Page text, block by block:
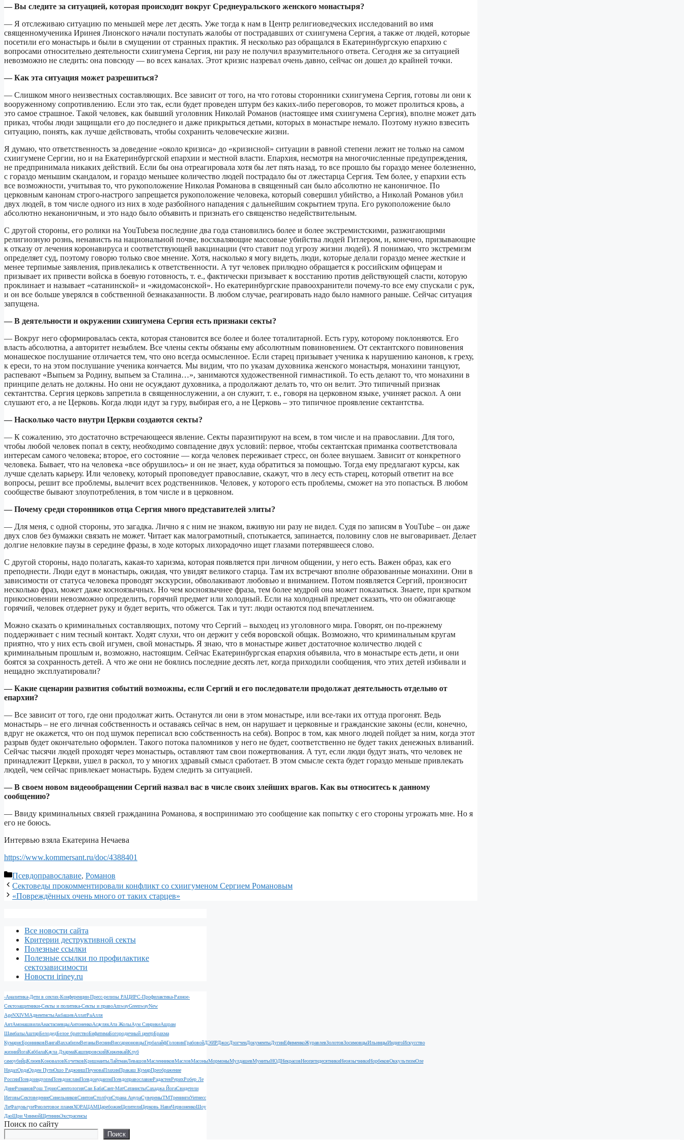
— Вы следите за ситуацией, которая происходит вокруг Среднеуральского женского монастыря?
— Я отслеживаю ситуацию по меньшей мере лет десять. Уже тогда к нам в Центр религиоведческих исследований во имя
священномученика Иринея Лионского начали поступать жалобы от пострадавших от схиигумена Сергия, а также от людей, которые
посетили его монастырь и были в смущении от странных практик. Я несколько раз обращался в Екатеринбургскую епархию с
вопросами относительно деятельности схиигумена Сергия, ни разу не получил вразумительного ответа. Сегодня же за ситуацией
невозможно не следить: она повсюду — во всех каналах. Этот кризис назревал очень давно, сейчас он дошел до крайней точки.
— Как эта ситуация может разрешиться?
— Слишком много неизвестных составляющих. Все зависит от того, на что готовы сторонники схиигумена Сергия, готовы ли они к
вооруженному сопротивлению. Если это так, если будет проведен штурм без каких-либо переговоров, то может пролиться кровь, а
это самое страшное. Такой человек, как бывший уголовник Николай Романов (настоящее имя схиигумена Сергия), вполне может дать
приказ, чтобы люди защищали его до последнего и даже прикрыться детьми, которых в монастыре немало. Поэтому нужно взвесить
ситуацию, понять, как лучше действовать, чтобы сохранить человеческие жизни.
Я думаю, что ответственность за доведение «около кризиса» до «кризисной» ситуации в равной степени лежит не только на самом
схиигумене Сергии, но и на Екатеринбургской епархии и местной власти. Епархия, несмотря на многочисленные предупреждения,
не предпринимала никаких действий. Если бы она отреагировала хотя бы лет пять назад, то все прошло бы гораздо менее болезненно,
с гораздо меньшим скандалом, и гораздо меньшее количество людей пострадало бы от лжестарца Сергия. Тем более, у епархии есть
все возможности, учитывая то, что рукоположение Николая Романова в священный сан было абсолютно не каноничное. По
церковным канонам строго-настрого запрещается рукоположение человека, который совершил убийство, а Николай Романов убил
двух людей, в том числе одного из них в ходе разбойного нападения с дальнейшим сокрытием трупа. Его рукоположение было
абсолютно неканоничным, и это надо было объявить и признать его священство недействительным.
С другой стороны, его ролики на YouTubeза последние два года становились более и более экстремистскими, разжигающими
религиозную рознь, ненависть на национальной почве, восхваляющие массовые убийства людей Гитлером, и, конечно, призывающие
к отказу от лечения коронавируса и соответствующей вакцинации (что ставит под угрозу жизни людей). Я понимаю, что экстремизм
определяет суд, поэтому говорю только свое мнение. Хотя, насколько я могу видеть, люди, которые делали гораздо менее жесткие и
менее терпимые заявления, привлекались к ответственности. А тут человек прилюдно обращается к российским офицерам и
призывает их привести войска в боевую готовность, т. е., фактически призывает к восстанию против действующей сласти, которую
проклинает и называет «сатанинской» и «жидомасонской». Но екатеринбургские правоохранители почему-то все ему спускали с рук,
и он все больше уверялся в собственной безнаказанности. В любом случае, реагировать надо было намного раньше. Сейчас ситуация
запущена.
— В деятельности и окружении схиигумена Сергия есть признаки секты?
— Вокруг него сформировалась секта, которая становится все более и более тоталитарной. Есть гуру, которому поклоняются. Его
власть абсолютна, а авторитет незыблем. Все члены секты обязаны ему абсолютным повиновением. От сектантского повиновения
монашеское послушание отличается тем, что оно всегда осмысленное. Если старец призывает ученика к нарушению канонов, к греху,
к ереси, то на этом послушание ученика кончается. Мы видим, что по указам духовника женского монастыря, монахини танцуют,
распевают «Выпьем за Родину, выпьем за Сталина…», занимаются художественной гимнастикой. То есть делают то, что монахини в
принципе делать не должны. Но они не осуждают духовника, а продолжают делать то, что он велит. Это типичный признак
сектантства. Сергия церковь запретила в священнослужении, а он служит, т. е., говоря на церковном языке, учиняет раскол. А они
слушают его, а не Церковь. Когда люди идут за гуру, выбирая его, а не Церковь – это типичное проявление сектантства.
— Насколько часто внутри Церкви создаются секты?
— К сожалению, это достаточно встречающееся явление. Секты паразитируют на всем, в том числе и на православии. Для того,
чтобы любой человек попал в секту, необходимо совпадение двух условий: первое, чтобы сектантская приманка соответствовала
интересам самого человека; второе, его состояние — когда человек переживает стресс, он более внушаем. Зависит от конкретного
человека. Бывает, что на человека «все обрушилось» и он не знает, куда обратиться за помощью. Тогда ему предлагают курсы, как
лучше сделать карьеру. Или человеку, который проповедует православие, скажут, что в лесу есть старец, который ответит на все
вопросы, решит все проблемы, вылечит всех родственников. Человек, у которого есть проблемы, сможет на это попасться. В любом
сообществе бывают злоупотребления, в том числе и в церковном.
— Почему среди сторонников отца Сергия много представителей элиты?
— Для меня, с одной стороны, это загадка. Лично я с ним не знаком, вживую ни разу не видел. Судя по записям в YouTube – он даже
двух слов без бумажки связать не может. Читает как малограмотный, спотыкается, запинается, половину слов не выговаривает. Делает
долгие неловкие паузы в середине фразы, в ходе которых лихорадочно ищет глазами потерявшееся слово.
С другой стороны, надо полагать, какая-то харизма, которая появляется при личном общении, у него есть. Важен образ, как его
преподнести. Люди едут в монастырь, ожидая, что увидят великого старца. Там их встречают вполне образованные монахини. Они в
зависимости от статуса человека проводят экскурсии, обволакивают любовью и вниманием. Потом появляется Сергий, произносит
несколько фраз, может даже косноязычных. Но чем косноязычнее фраза, тем более мудрой она может показаться. Знаете, при кратком
прикосновении невозможно определить, горячий предмет или холодный. Если на холодный предмет сказать, что он обжигающе
горячий, человек отдернет руку и будет верить, что обжегся. Так и тут: люди остаются под впечатлением.
Можно сказать о криминальных составляющих, потому что Сергий – выходец из уголовного мира. Говорят, он по-прежнему
поддерживает с ним тесный контакт. Ходят слухи, что он держит у себя воровской общак. Возможно, что криминальным кругам
приятно, что у них есть свой игумен, свой монастырь. Я знаю, что в монастыре живет достаточное количество людей с
криминальным прошлым и, возможно, настоящим. Сейчас Екатеринбургская епархия объявила, что в монастыре есть дети, и они
боятся за сохранность детей. А что же они не боялись последние десять лет, когда приходили сообщения, что этих детей избивали и
нещадно эксплуатировали?
— Какие сценарии развития событий возможны, если Сергий и его последователи продолжат деятельность отдельно от
епархии?
— Все зависит от того, где они продолжат жить. Останутся ли они в этом монастыре, или все-таки их оттуда прогонят. Ведь
монастырь – не его личная собственность и оставаясь сейчас в нем, он нарушает и церковные и гражданские законы (если, конечно,
вдруг не окажется, что он под шумок переписал всю собственность на себя). Вопрос в том, как много людей пойдет за ним, когда этот
разрыв будет окончательно оформлен. Такого потока паломников у него не будет, соответственно не будет таких денежных вливаний.
Сейчас тысячи людей проходят через монастырь, оставляют там свои пожертвования. А тут, если люди будут знать, что человек не
принадлежит Церкви, ушел в раскол, то у многих здравый смысл сработает. В этом смысле секта будет гораздо меньше привлекать
людей, чем сейчас привлекает монастырь. Будем следить за ситуацией.
— В своем новом видеообращении Сергий назвал вас в числе своих злейших врагов. Как вы относитесь к данному
сообщению?
— Ввиду криминальных связей гражданина Романова, я воспринимаю это сообщение как попытку с его стороны угрожать мне. Но я
его не боюсь.
Интервью взяла Екатерина Нечаева
https://www.kommersant.ru/doc/4388401
Рубрики
Псевдоправославие, Романов
Сектоведы прокомментировали конфликт со схиигуменом Сергием Романовым
«Повреждённых очень много от таких старцев»
Все новости сайта
Критерии деструктивной секты
Полезные ссылки
Полезные ссылки по профилактике
сектозависимости
Новости iriney.ru
-Аналитика-Дети в сектах-Конференции-Пресс-релизы РАЦИРС-Профилактика-Разное-
Сектозащитники-Секты и политика-Секты и правоAmwayGreenwayNew
AgeNXIVMАдвентистыАкбашевАллатРаАлля
АятАмонашвилиАнастасиевцыАнтоненкоАсаулякАта ЖолыАум СинрикеАшрам
ШамбалыАштарБелодедБелое братствоБифатимаБогородичный центрБрахма
КумарисБронниковВангаВаххабизмВеганыВеснинВиссарионовцыГербалайфГоловинГрабовойДЭИРДжосДзогченДокументыДугинЕфименкоЖуравлевЗолотовЗосимовцыИльинцыИндигоИскусство
жизниЙогаКаббалаКаула ДхармаКашпировскийКиженкайКлуб
самоубийцКлюевКоноваловКочетковКришнаитыЛайтманЛевашовМасленниковМасловМасоныМормоныМулдашевМунитыНОДНекрасовНеопятидесятникиНеоязычникиНорбековОккультизмОле
НидалОрдаОрден ПутиОшо РаджнишПеуноваПлахинПракаш КумарПреображение
РоссииПсевдоиндуизмПсевдоисламПсевдоиудаизмПсевдоправославиеРадастеяРерихРобер Ле
ДинеРомановРош ТериоСаентологияСаи БабаСант-МатСатанистыСахаджа ЙогаСвидетели
ИеговыСектоведениеСинельниковСинтонСтолбунСтрана АнураСувереныТМТренингиУитнесс
ЛиФалуньгунФиолетовое пламяХОРАЦАМЦаребожиеЦелителиЦерковь НавиЧервоненкоШоу
ДаоШри ЧинмойЩетининЭкстрасенсы
Поиск по сайту
Поиск